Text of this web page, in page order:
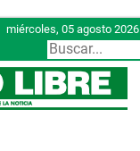
miércoles, 05 agosto 2026